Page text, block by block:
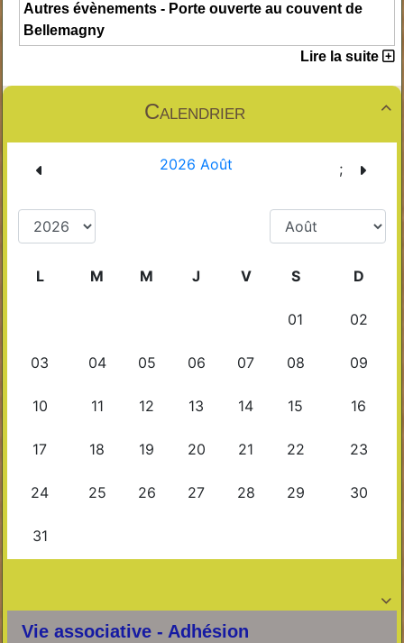

Calendrier

Vie associative - Adhésion
Autres évènements - Porte ouverte au couvent de
Bellemagny
Lire la suite